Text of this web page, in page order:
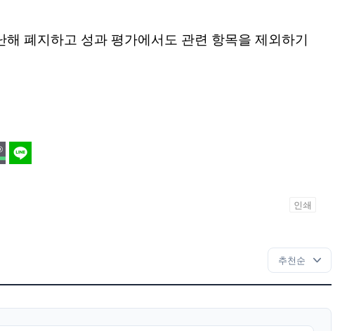
폐지하고 성과 평가에서도 관련 항목을 제외하기
인쇄